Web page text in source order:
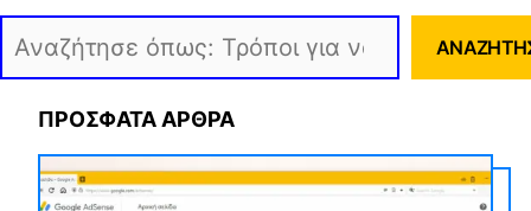
Αναζήτηση
ΠΡΟΣΦΑΤΑ ΑΡΘΡΑ